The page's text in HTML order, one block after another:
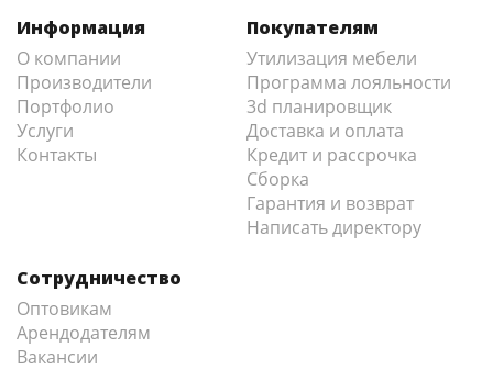
Информация
О компании
Производители
Портфолио
Услуги
Контакты
Покупателям
Утилизация мебели
Программа лояльности
3d планировщик
Доставка и оплата
Кредит и рассрочка
Сборка
Гарантия и возврат
Написать директору
Сотрудничество
Оптовикам
Арендодателям
Вакансии